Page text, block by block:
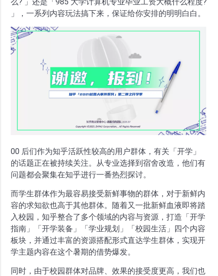
」，一系列内容玩法搞下来，保证给你安排的明明白白。
00 后们作为知乎活跃性较高的用户群体，有关「开学」
的话题正在被持续关注。从专业选择到宿舍改造，他们有
问题都会聚集在知乎进行一番热烈探讨。
而学生群体作为最容易接受新鲜事物的群体，对于新鲜内
容的求知欲也高于其他群体。随着又一批新鲜血液即将踏
入校园，知乎整合了多个领域的内容与资源，打造「开学
指南」「开学装备」「学业规划」「校园生活」四个内容
板块，并通过丰富的资源搭配形式直达学生群体，实现开
学主题内容在这个暑期的借势爆发。
同时，由于校园群体对品牌、效果的接受度更高，我们也